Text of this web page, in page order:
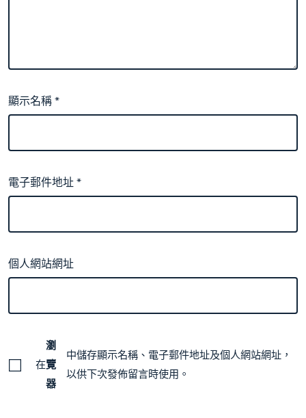
顯示名稱*
電子郵件地址*
個人網站網址
在
瀏
覽
器
中儲存顯示名稱、電子郵件地址及個人網站網址，
以供下次發佈留言時使用。